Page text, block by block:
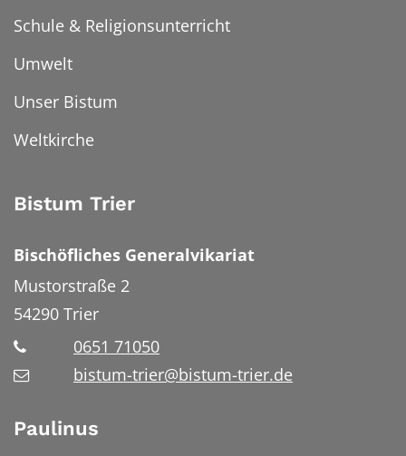
Schule & Religionsunterricht
Umwelt
Unser Bistum
Weltkirche
Bistum Trier
Bischöfliches Generalvikariat
Mustorstraße 2
54290 Trier
0651 71050
bistum-trier@bistum-trier.de
Paulinus